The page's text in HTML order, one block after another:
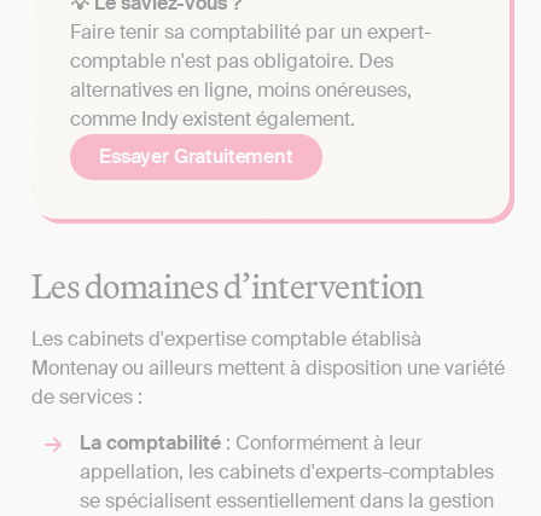
Faire tenir sa comptabilité par un expert-
comptable n'est pas obligatoire. Des
alternatives en ligne, moins onéreuses,
comme Indy existent également.
Essayer Gratuitement
Les domaines d’intervention
Les cabinets d'expertise comptable établisà
Montenay ou ailleurs mettent à disposition une variété
de services :
La comptabilité : Conformément à leur
appellation, les cabinets d'experts-comptables
se spécialisent essentiellement dans la gestion